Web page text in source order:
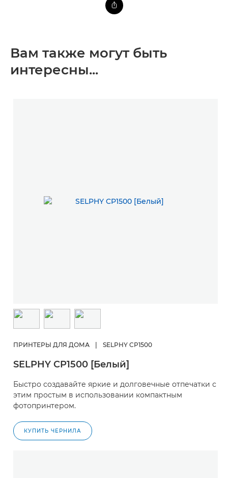
Вам также могут быть
интересны...
ПРИНТЕРЫ ДЛЯ ДОМА | SELPHY CP1500
SELPHY CP1500 [Белый]
Быстро создавайте яркие и долговечные отпечатки с
этим простым в использовании компактным
фотопринтером.
КУПИТЬ ЧЕРНИЛА